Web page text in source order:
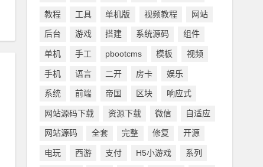
教程 工具 单机版 视频教程 网站
后台 游戏 搭建 系统源码 组件
单机 手工 pbootcms 模板 视频
手机 语言 二开 房卡 娱乐
系统 前端 帝国 区块 响应式
网站源码下载 资源下载 微信 自适应
网站源码 全套 完整 修复 开源
电玩 西游 支付 H5小游戏 系列